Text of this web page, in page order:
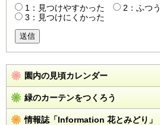
1：見つけやすかった
2：ふつう
3：見つけにくかった
送信
園内の見頃カレンダー
緑のカーテンをつくろう
情報誌「Information 花とみどり」